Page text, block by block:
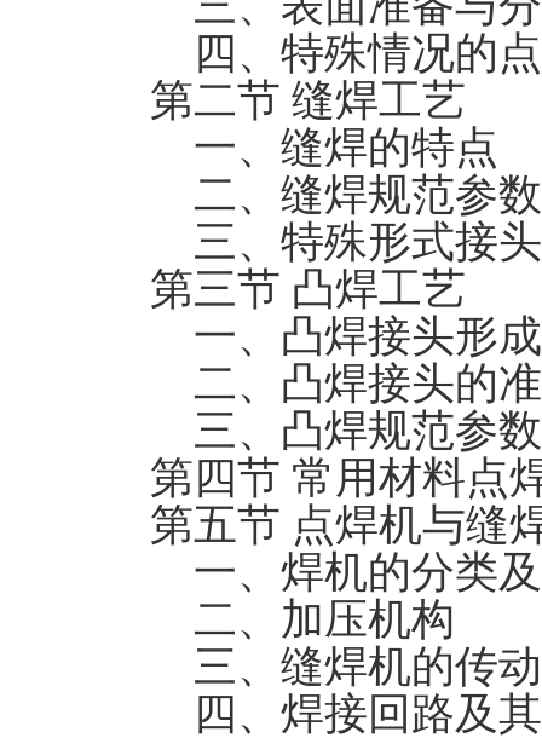
四、特殊情况的点
第二节 缝焊工艺
一、缝焊的特点
二、缝焊规范参数
三、特殊形式接头
第三节 凸焊工艺
一、凸焊接头形成
二、凸焊接头的准
三、凸焊规范参数
第四节 常用材料点
第五节 点焊机与缝
一、焊机的分类及
二、加压机构
三、缝焊机的传动
四、焊接回路及